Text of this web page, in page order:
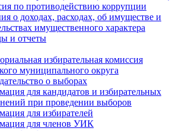
по противодействию коррупции
о доходах, расходах, об имуществе и
имущественного характера
и отчеты
избирательная комиссия
муниципального округа
о выборах
для кандидатов и избирательных
при проведении выборов
для избирателей
для членов УИК